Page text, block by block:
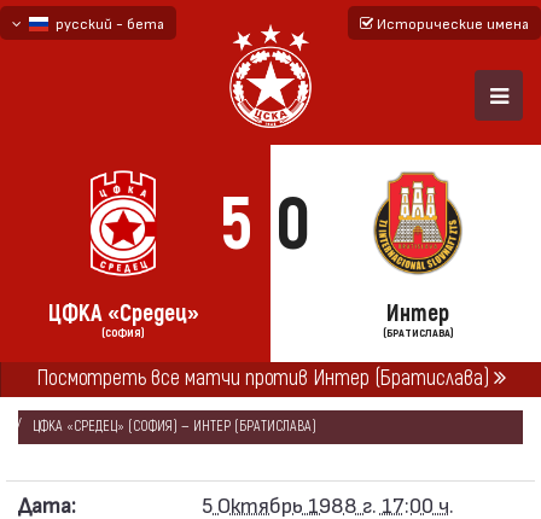
русский - бета
Исторические имена
5 0
ЦФКА «Средец»
(СОФИЯ)
Интер
(БРАТИСЛАВА)
Посмотреть все матчи против Интер (Братислава)
ГЛАВНАЯ СЕЗОНЫ 1988/89
КУБОК ОБЛАДАТЕЛЕЙ КУБКОВ 1989/89
ЦФКА «СРЕДЕЦ» (СОФИЯ) — ИНТЕР (БРАТИСЛАВА)
Дата:
5 Октябрь 1988 г. 17:00 ч.